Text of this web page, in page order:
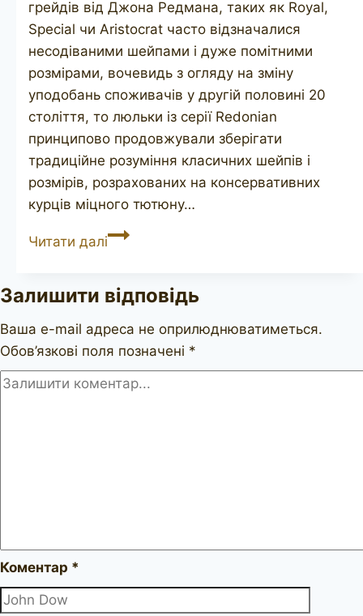
грейдів від Джона Редмана, таких як Royal,
Special чи Aristocrat часто відзначалися
несодіваними шейпами і дуже помітними
розмірами, вочевидь з огляду на зміну
уподобань споживачів у другій половині 20
століття, то люльки із серії Redonian
принципово продовжували зберігати
традиційне розуміння класичних шейпів і
розмірів, розрахованих на консервативних
курців міцного тютюну…
Читати даліJOHN
De
Залишити відповідь
Ваша e-mail адреса не оприлюднюватиметься.
Обов’язкові поля позначені *
Коментар *